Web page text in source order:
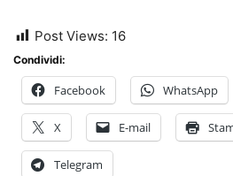
Post Views: 16
Condividi:
Facebook WhatsApp
X E-mail
Telegram